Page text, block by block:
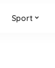
Sport